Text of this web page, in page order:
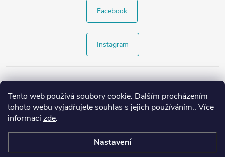
Tento web používá soubory cookie. Dalším procházením
tohoto webu vyjadřujete souhlas s jejich používáním.. Více
informacízde.
Nastavení
Facebook
Instagram